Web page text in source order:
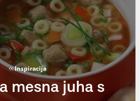
Inspiracija
mesna juha s